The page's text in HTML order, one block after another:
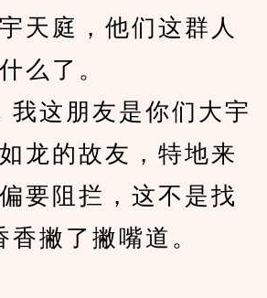
天庭，他们这群人
么了。
这朋友是你们大宇
龙的故友，特地来
要阻拦，这不是找
撇了撇嘴道。